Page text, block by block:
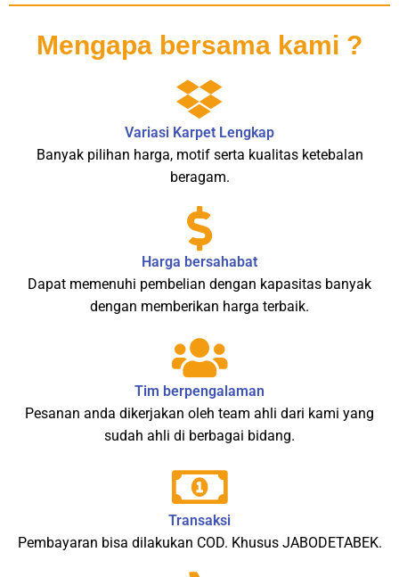
Mengapa bersama kami ?
Variasi Karpet Lengkap
Banyak pilihan harga, motif serta kualitas ketebalan
beragam.
Harga bersahabat
Dapat memenuhi pembelian dengan kapasitas banyak
dengan memberikan harga terbaik.
Tim berpengalaman
Pesanan anda dikerjakan oleh team ahli dari kami yang
sudah ahli di berbagai bidang.
Transaksi
Pembayaran bisa dilakukan COD. Khusus JABODETABEK.